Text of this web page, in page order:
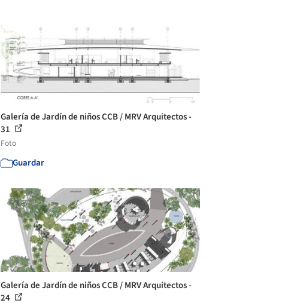
Galería de Jardín de niños CCB / MRV Arquitectos -
31
Foto
Guardar
Galería de Jardín de niños CCB / MRV Arquitectos -
24